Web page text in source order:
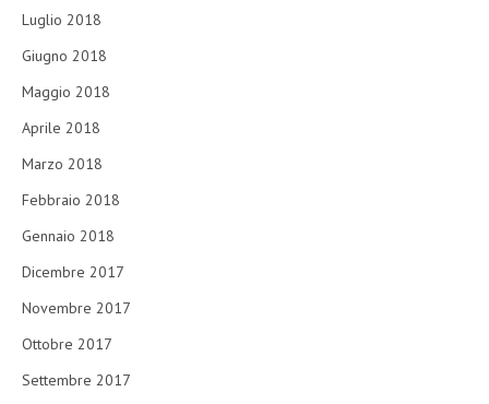
Luglio 2018
Giugno 2018
Maggio 2018
Aprile 2018
Marzo 2018
Febbraio 2018
Gennaio 2018
Dicembre 2017
Novembre 2017
Ottobre 2017
Settembre 2017